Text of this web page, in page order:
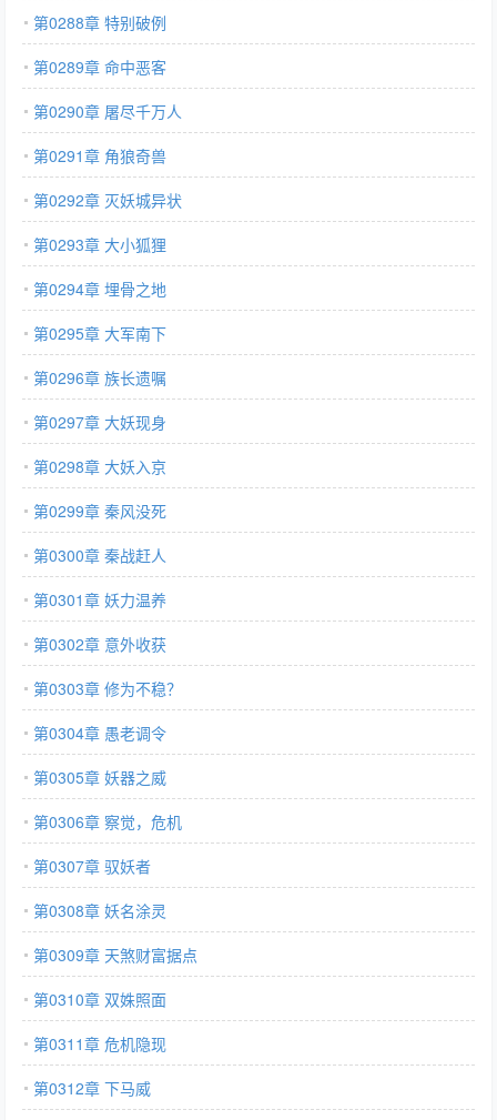
第0288章 特别破例
第0289章 命中恶客
第0290章 屠尽千万人
第0291章 角狼奇兽
第0292章 灭妖城异状
第0293章 大小狐狸
第0294章 埋骨之地
第0295章 大军南下
第0296章 族长遗嘱
第0297章 大妖现身
第0298章 大妖入京
第0299章 秦风没死
第0300章 秦战赶人
第0301章 妖力温养
第0302章 意外收获
第0303章 修为不稳？
第0304章 愚老调令
第0305章 妖器之威
第0306章 察觉，危机
第0307章 驭妖者
第0308章 妖名涂灵
第0309章 天煞财富据点
第0310章 双姝照面
第0311章 危机隐现
第0312章 下马威